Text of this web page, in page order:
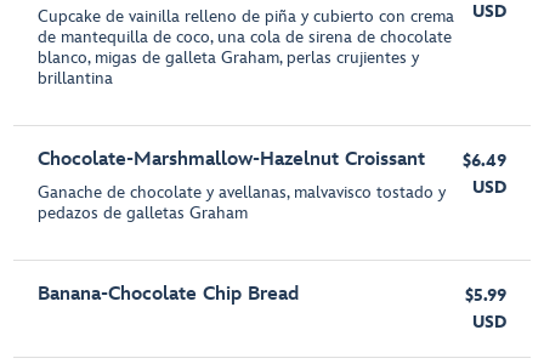
Cupcake de vainilla relleno de piña y cubierto con crema
de mantequilla de coco, una cola de sirena de chocolate
blanco, migas de galleta Graham, perlas crujientes y
brillantina
USD
Chocolate-Marshmallow-Hazelnut Croissant
Ganache de chocolate y avellanas, malvavisco tostado y
pedazos de galletas Graham
$6.49
USD
Banana-Chocolate Chip Bread
$5.99
USD